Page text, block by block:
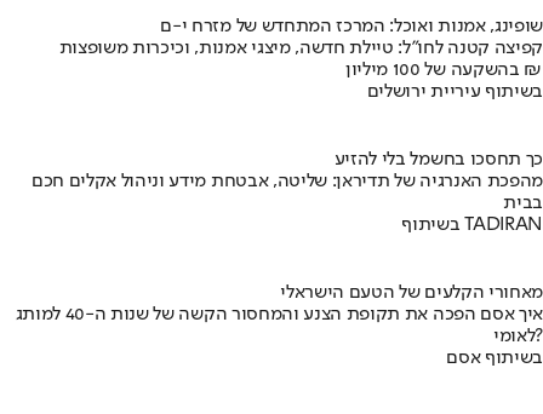
שופינג, אמנות ואוכל: המרכז המתחדש של מזרח י-ם
קפיצה קטנה לחו"ל: טיילת חדשה, מיצגי אמנות, וכיכרות משופצות
בהשקעה של 100 מיליון ₪
בשיתוף עיריית ירושלים
כך תחסכו בחשמל בלי להזיע
מהפכת האנרגיה של תדיראן: שליטה, אבטחת מידע וניהול אקלים חכם
בבית
בשיתוף TADIRAN
מאחורי הקלעים של הטעם הישראלי
איך אסם הפכה את תקופת הצנע והמחסור הקשה של שנות ה-40 למותג
לאומי?
בשיתוף אסם